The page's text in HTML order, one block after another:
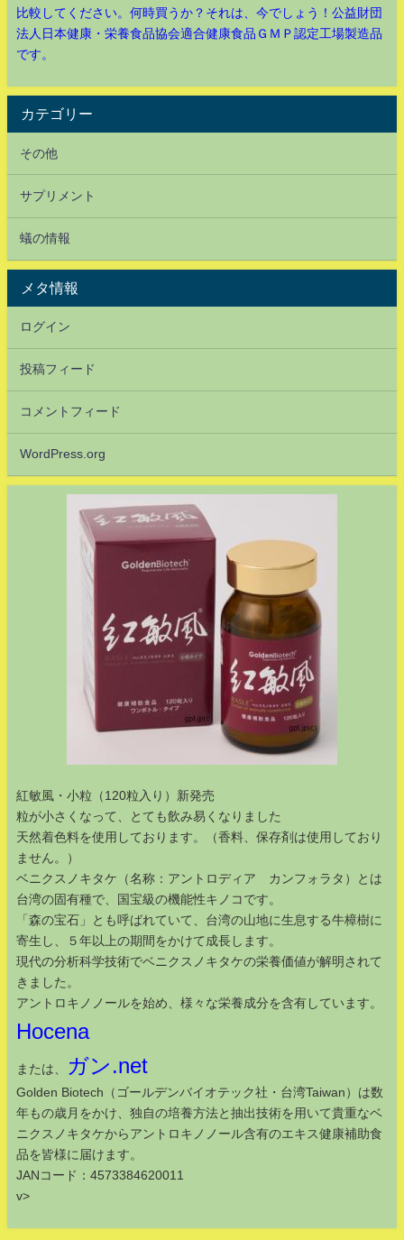
比較してください。何時買うか？それは、今でしょう！公益財団
法人日本健康・栄養食品協会適合健康食品ＧＭＰ認定工場製造品
です。
カテゴリー
その他
サプリメント
蟻の情報
メタ情報
ログイン
投稿フィード
コメントフィード
WordPress.org
紅敏風・小粒（120粒入り）新発売
粒が小さくなって、とても飲み易くなりました
天然着色料を使用しております。（香料、保存剤は使用しており
ません。）
ベニクスノキタケ（名称：アントロディア カンフォラタ）とは
台湾の固有種で、国宝級の機能性キノコです。
「森の宝石」とも呼ばれていて、台湾の山地に生息する牛樟樹に
寄生し、５年以上の期間をかけて成長します。
現代の分析科学技術でベニクスノキタケの栄養価値が解明されて
きました。
アントロキノノールを始め、様々な栄養成分を含有しています。
Hocena
または、 ガン.net
Golden Biotech（ゴールデンバイオテック社・台湾Taiwan）は数
年もの歳月をかけ、独自の培養方法と抽出技術を用いて貴重なベ
ニクスノキタケからアントロキノノール含有のエキス健康補助食
品を皆様に届けます。
JANコード：4573384620011
v>